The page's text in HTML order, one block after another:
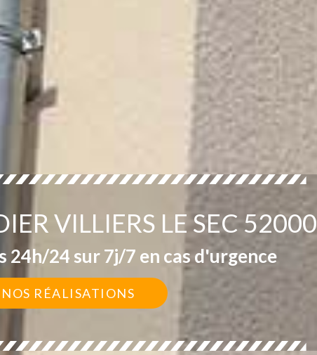
VILLIERS LE SEC 52000
24h/24 sur 7j/7 en cas d'urgence
NOS RÉALISATIONS